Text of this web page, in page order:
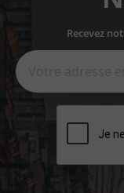
Recevez